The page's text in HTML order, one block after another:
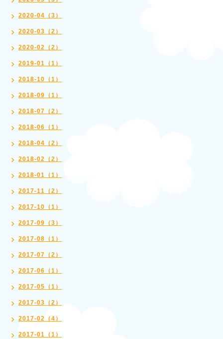
2020-04（3）
2020-03（2）
2020-02（2）
2019-01（1）
2018-10（1）
2018-09（1）
2018-07（2）
2018-06（1）
2018-04（2）
2018-02（2）
2018-01（1）
2017-11（2）
2017-10（1）
2017-09（3）
2017-08（1）
2017-07（2）
2017-06（1）
2017-05（1）
2017-03（2）
2017-02（4）
2017-01（1）